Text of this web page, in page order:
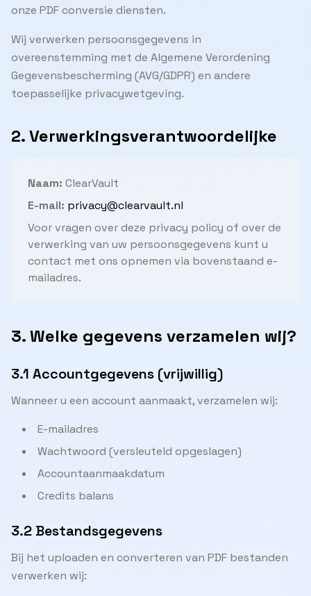
onze PDF conversie diensten.
Wij verwerken persoonsgegevens in
overeenstemming met de Algemene Verordening
Gegevensbescherming (AVG/GDPR) en andere
toepasselijke privacywetgeving.
2. Verwerkingsverantwoordelijke
Naam: ClearVault
E-mail: privacy@clearvault.nl
Voor vragen over deze privacy policy of over de
verwerking van uw persoonsgegevens kunt u
contact met ons opnemen via bovenstaand e-
mailadres.
3. Welke gegevens verzamelen wij?
3.1 Accountgegevens (vrijwillig)
Wanneer u een account aanmaakt, verzamelen wij:
E-mailadres
Wachtwoord (versleuteld opgeslagen)
Accountaanmaakdatum
Credits balans
3.2 Bestandsgegevens
Bij het uploaden en converteren van PDF bestanden
verwerken wij: